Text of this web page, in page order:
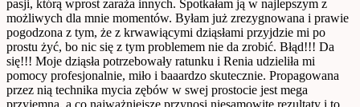
pasji, którą wprost zaraża innych. Spotkałam ją w najlepszym z
możliwych dla mnie momentów. Byłam już zrezygnowana i prawie
pogodzona z tym, że z krwawiącymi dziąsłami przyjdzie mi po
prostu żyć, bo nic się z tym problemem nie da zrobić. Błąd!!! Da
się!!! Moje dziąsła potrzebowały ratunku i Renia udzieliła mi
pomocy profesjonalnie, miło i baaardzo skutecznie. Propagowana
przez nią technika mycia zębów w swej prostocie jest mega
przyjemna, a co najważniejsze przynosi niesamowite rezultaty i to